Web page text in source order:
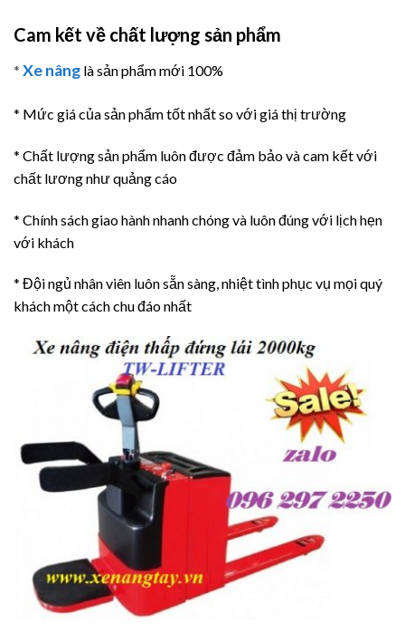
Cam kết về chất lượng sản phẩm
* Xe nâng là sản phẩm mới 100%
* Mức giá của sản phẩm tốt nhất so với giá thị trường
* Chất lượng sản phẩm luôn được đảm bảo và cam kết với
chất lương như quảng cáo
* Chính sách giao hành nhanh chóng và luôn đúng với lịch hẹn
với khách
* Đội ngủ nhân viên luôn sẵn sàng, nhiệt tình phục vụ mọi quý
khách một cách chu đáo nhất